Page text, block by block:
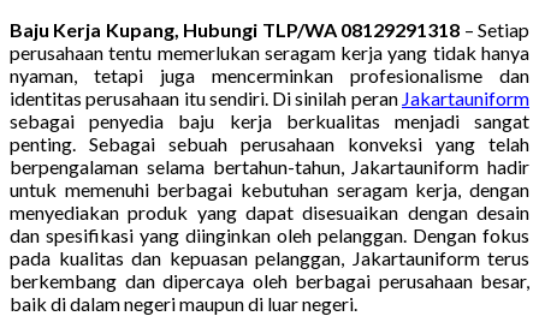
Baju Kerja Kupang, Hubungi TLP/WA 08129291318 – Setiap
perusahaan tentu memerlukan seragam kerja yang tidak hanya
nyaman, tetapi juga mencerminkan profesionalisme dan
identitas perusahaan itu sendiri. Di sinilah peran Jakartauniform
sebagai penyedia baju kerja berkualitas menjadi sangat
penting. Sebagai sebuah perusahaan konveksi yang telah
berpengalaman selama bertahun-tahun, Jakartauniform hadir
untuk memenuhi berbagai kebutuhan seragam kerja, dengan
menyediakan produk yang dapat disesuaikan dengan desain
dan spesifikasi yang diinginkan oleh pelanggan. Dengan fokus
pada kualitas dan kepuasan pelanggan, Jakartauniform terus
berkembang dan dipercaya oleh berbagai perusahaan besar,
baik di dalam negeri maupun di luar negeri.